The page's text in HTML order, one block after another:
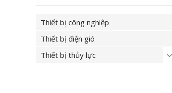
Thiết bị công nghiệp
Thiết bị điện gió
Thiết bị thủy lực